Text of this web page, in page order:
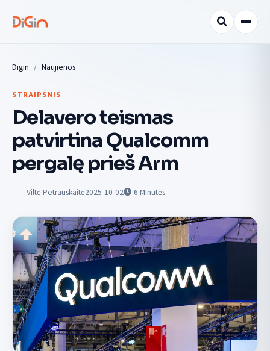
Digin Naujienos
STRAIPSNIS
Delavero teismas
patvirtina Qualcomm
pergalę prieš Arm
Viltė Petrauskaitė2025-10-02 6 Minutės